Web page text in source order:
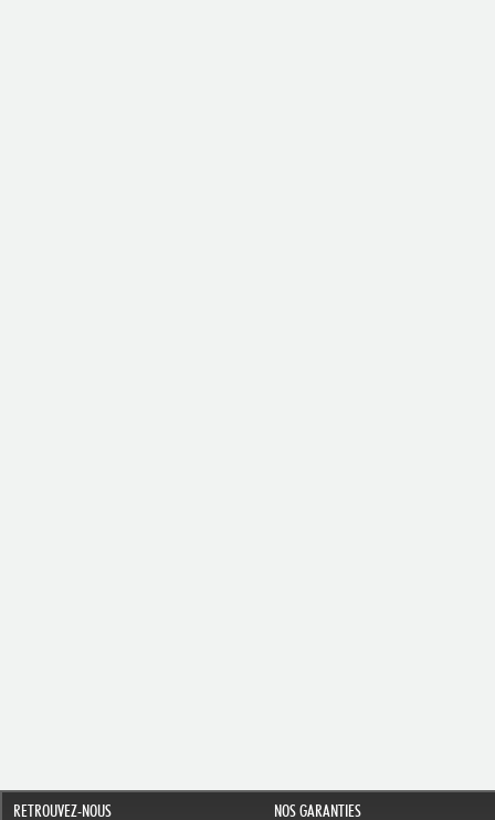
RETROUVEZ-NOUS NOS GARANTIES